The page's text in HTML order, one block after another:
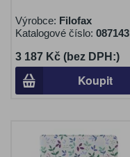
Výrobce: Filofax
Katalogové číslo: 087143
3 187 Kč (bez DPH:)
Koupit